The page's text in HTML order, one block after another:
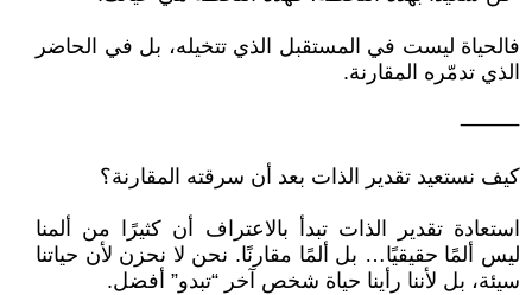
فالحياة ليست في المستقبل الذي تتخيله، بل في الحاضر
الذي تدمّره المقارنة.
⸻
كيف نستعيد تقدير الذات بعد أن سرقته المقارنة؟
استعادة تقدير الذات تبدأ بالاعتراف أن كثيرًا من ألمنا
ليس ألمًا حقيقيًا… بل ألمًا مقارنًا. نحن لا نحزن لأن حياتنا
سيئة، بل لأننا رأينا حياة شخص آخر “تبدو” أفضل.